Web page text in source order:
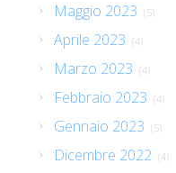
Maggio 2023 (5)
Aprile 2023 (4)
Marzo 2023 (4)
Febbraio 2023 (4)
Gennaio 2023 (5)
Dicembre 2022 (4)